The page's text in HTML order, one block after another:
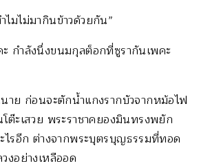
มไม่มากินข้าวด้วยกัน”
กำลังนึ่งขนมกุลต็อกที่ซูรากันเพคะ
าย ก่อนจะตักน้ำแกงรากบัวจากหม้อไฟ
ต๊ะเสวย พระราชาคยองมินทรงพยัก
ไรอีก ต่างจากพระบุตรบุญธรรมที่ทอด
งอย่างเหลืออด